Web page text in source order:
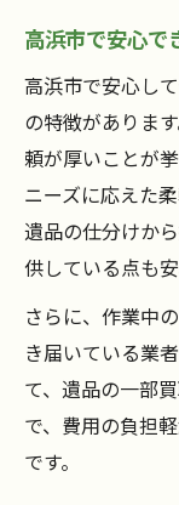
高浜市で安心で
高浜市で安心し
の特徴がありま
頼が厚いことが
ニーズに応えた
遺品の仕分けか
供している点も安
さらに、作業中
き届いている業
て、遺品の一部
で、費用の負担
です。